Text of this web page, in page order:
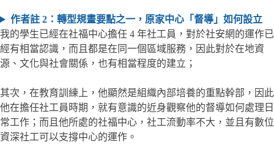
作者註 2： 轉型規畫要點之一，原家中心「督導」如何設立
我的學生已經在社福中心擔任 4 年社工員，對於社安網的運作已
經有相當認識，而且都是在同一個區域服務，因此對於在地資
源、文化與社會關係，也有相當程度的建立；
其次，在教育訓練上，他顯然是組織內部培養的重點幹部，因此
他在擔任社工員時期，就有意識的近身觀察他的督導如何處理日
常工作；而且他所處的社福中心，社工流動率不大，並且有數位
資深社工可以支撐中心的運作。